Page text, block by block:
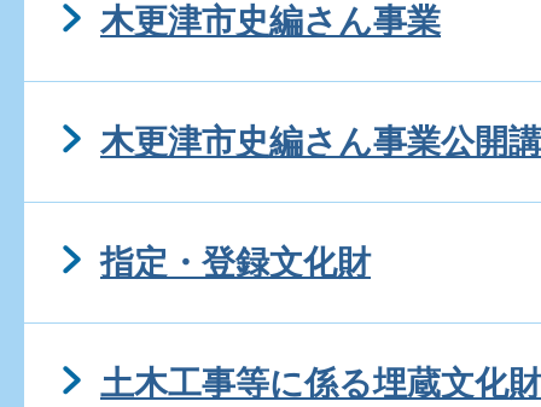
木更津市史編さん事業
木更津市史編さん事業公開
指定・登録文化財
土木工事等に係る埋蔵文化